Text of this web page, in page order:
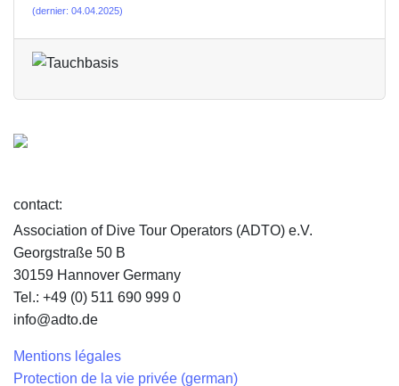
(dernier: 04.04.2025)
contact:
Association of Dive Tour Operators (ADTO) e.V.
Georgstraße 50 B
30159 Hannover Germany
Tel.: +49 (0) 511 690 999 0
info@adto.de
Mentions légales
Protection de la vie privée (german)